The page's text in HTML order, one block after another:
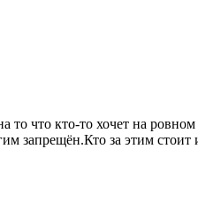
что кто-то хочет на ровном
запрещён.Кто за этим стоит